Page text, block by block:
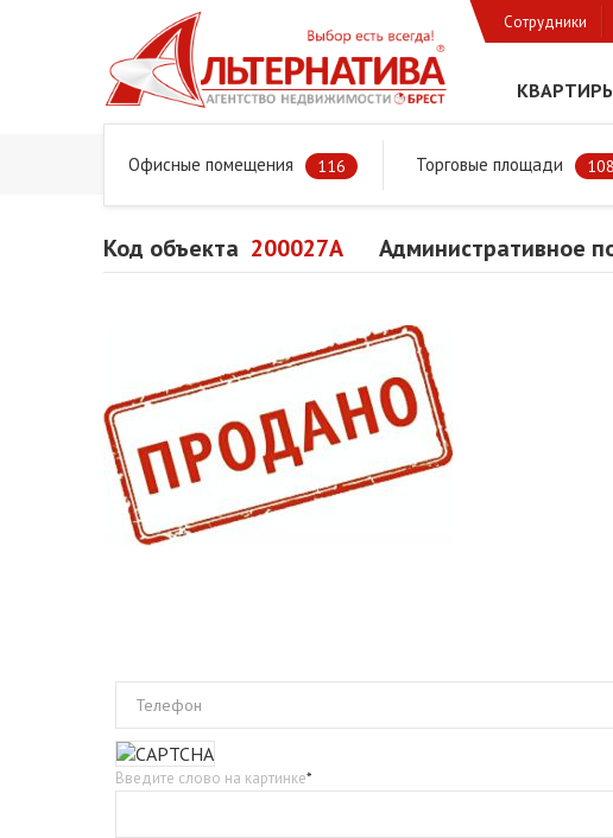
Сотрудники
Офисные помещения 116 Торговые площади 108
Главная Предложения Коммерческая недвижимость
Код объекта 200027A Административное
Телефон
Введите слово на картинке*